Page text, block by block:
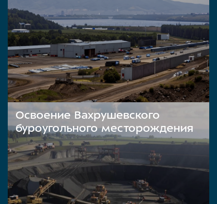
Освоение Вахрушевского
буроугольного месторождения